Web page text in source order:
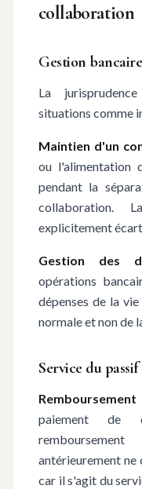
collaboration
Gestion
La
situations comme
Maintien d'un
ou l'alimentation
pendant la
collaboration.
explicitement
Gestion des
opérations
dépenses de la
normale et non de
Service du
paiement de
antérieurement
car il s'agit du